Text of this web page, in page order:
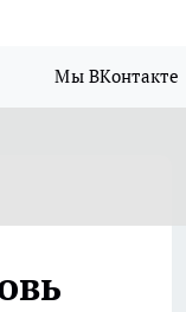
Мы ВКонтакте